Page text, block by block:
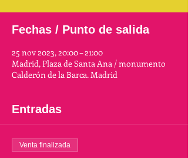
Fechas / Punto de salida
25 nov 2023, 20:00 – 21:00
Madrid, Plaza de Santa Ana / monumento
Calderón de la Barca. Madrid
Entradas
Venta finalizada